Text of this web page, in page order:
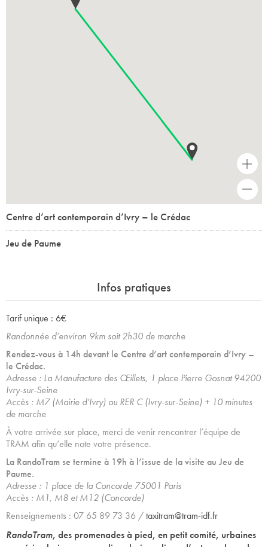
+
Centre d’art contemporain d’Ivry – le Crédac
Jeu de Paume
Infos pratiques
Tarif unique : 6€
Randonnée d’environ 9km soit 2h30 de marche
Rendez-vous à 14h devant le Centre d’art contemporain d’Ivry –
le Crédac.
Adresse : La Manufacture des Œillets, 1 place Pierre Gosnat 94200
Ivry-sur-Seine
Accès : M7 (Mairie d’Ivry) ou RER C (Ivry-sur-Seine) + 10 minutes
de marche
À votre arrivée sur place, merci de venir rencontrer l’équipe de
TRAM afin qu’elle note votre présence.
La RandoTram se termine à 19h à l’issue de la visite au Jeu de
Paume.
Adresse : 1 place de la Concorde 75001 Paris
Accès : M1, M8 et M12 (Concorde)
Renseignements : 07 65 89 73 36 /taxitram@tram-idf.fr
RandoTram, des promenades à pied, en petit comité, urbaines